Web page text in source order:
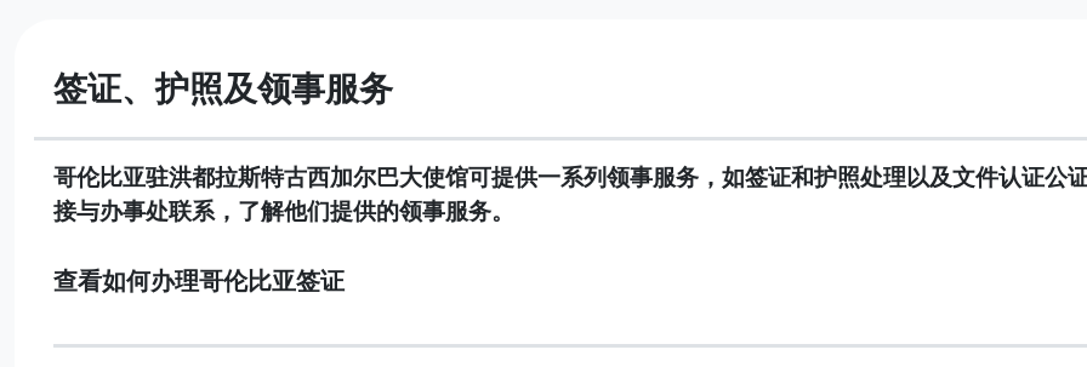
签证、护照及领事服务
哥伦比亚驻洪都拉斯特古西加尔巴大使馆可提供一系列领事服务，如签证和护照处理以及文件认证公
接与办事处联系，了解他们提供的领事服务。
查看如何办理哥伦比亚签证